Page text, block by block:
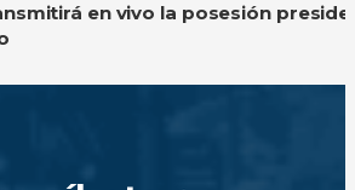
en vivo la posesión